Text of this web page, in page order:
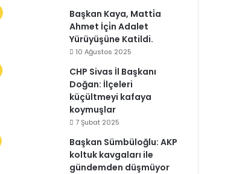
Başkan Kaya, Matti̇a
Ahmet İçi̇n Adalet
Yürüyüşüne Katildi.
10 Ağustos 2025
CHP Sivas İl Başkanı
Doğan: İlçeleri
küçültmeyi kafaya
koymuşlar
7 Şubat 2025
Başkan Sümbüloğlu: AKP
koltuk kavgaları ile
gündemden düşmüyor